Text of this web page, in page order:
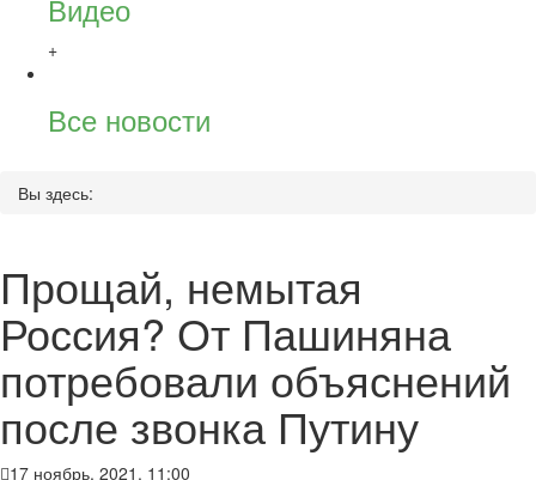
Видео
+
Все новости
Вы здесь:
Прощай, немытая
Россия? От Пашиняна
потребовали объяснений
после звонка Путину
17 ноябрь, 2021, 11:00